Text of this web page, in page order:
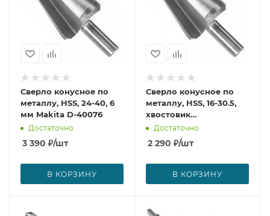
Сверло конусное по
металлу, HSS, 24-40, 6
мм Makita D-40076
Достаточно
3 390 ₽/шт
В КОРЗИНУ
Сверло конусное по
металлу, HSS, 16-30.5,
хвостовик
цилиндрический, 6 мм
Makita D-40060
Достаточно
2 290 ₽/шт
В КОРЗИНУ